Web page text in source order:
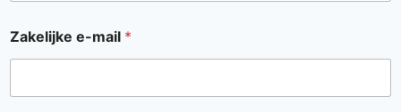
Zakelijke e-mail *